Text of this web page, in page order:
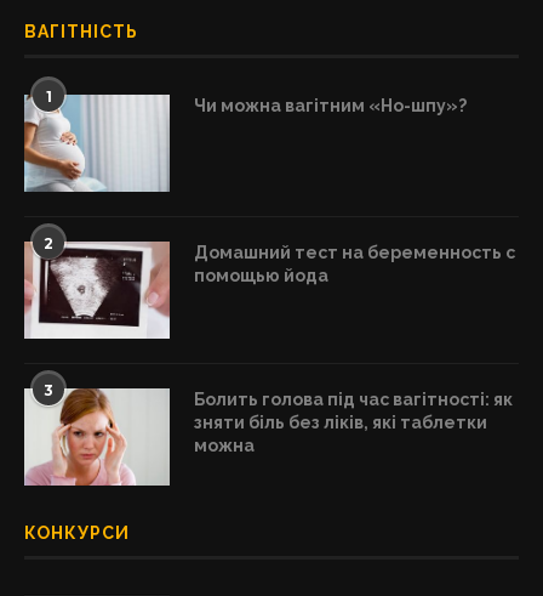
ВАГІТНІСТЬ
1 Чи можна вагітним «Но-шпу»?
2
Домашний тест на беременность с
помощью йода
3
Болить голова під час вагітності: як
зняти біль без ліків, які таблетки
можна
КОНКУРСИ